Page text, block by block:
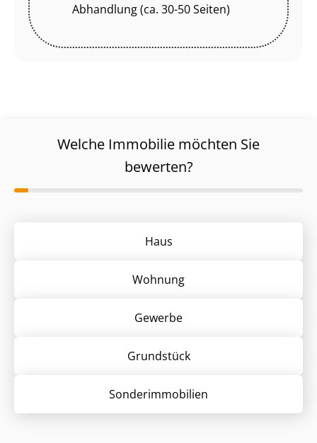
Abhandlung (ca. 30-50 Seiten)
Welche Immobilie möchten Sie
bewerten?
Haus
Wohnung
Gewerbe
Grund­stück
Sonder­immobilien